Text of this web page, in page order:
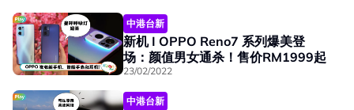
中港台新
新机 I OPPO Reno7 系列爆美登
场：颜值男女通杀！售价RM1999起
23/02/2022
中港台新